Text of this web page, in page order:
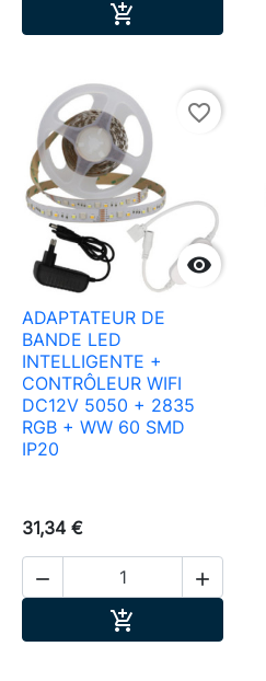


favorite_border
ADAPTATEUR DE
BANDE LED
INTELLIGENTE +
CONTRÔLEUR WIFI
DC12V 5050 + 2835
RGB + WW 60 SMD
IP20
31,34 €
 
